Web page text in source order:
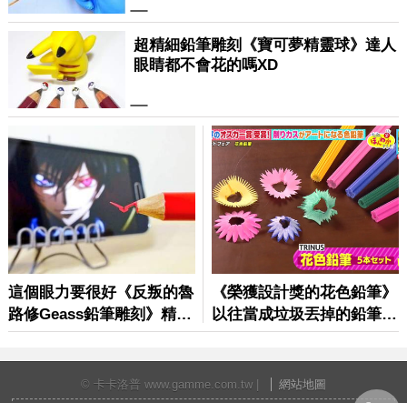
© 卡卡洛普 www.gamme.com.tw | 網站地圖